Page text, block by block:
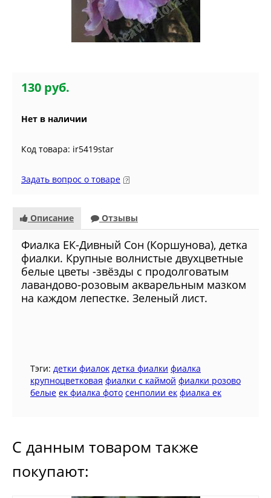
130 руб.
Нет в наличии
Код товара: ir5419star
Задать вопрос о товаре
Описание Отзывы
Фиалкa ЕК-Дивный Сон (Коршунова), детка
фиалки. Крупные волнистые двухцветные
белые цветы -звёзды с продолговатым
лавандово-розовым акварельным мазком
на каждом лепестке. Зеленый лист.
Тэги: детки фиалок детка фиалки фиалка
крупноцветковая фиалки с каймой фиалки розово
белые ек фиалка фото сенполии ек фиалка ек
С данным товаром также
покупают: